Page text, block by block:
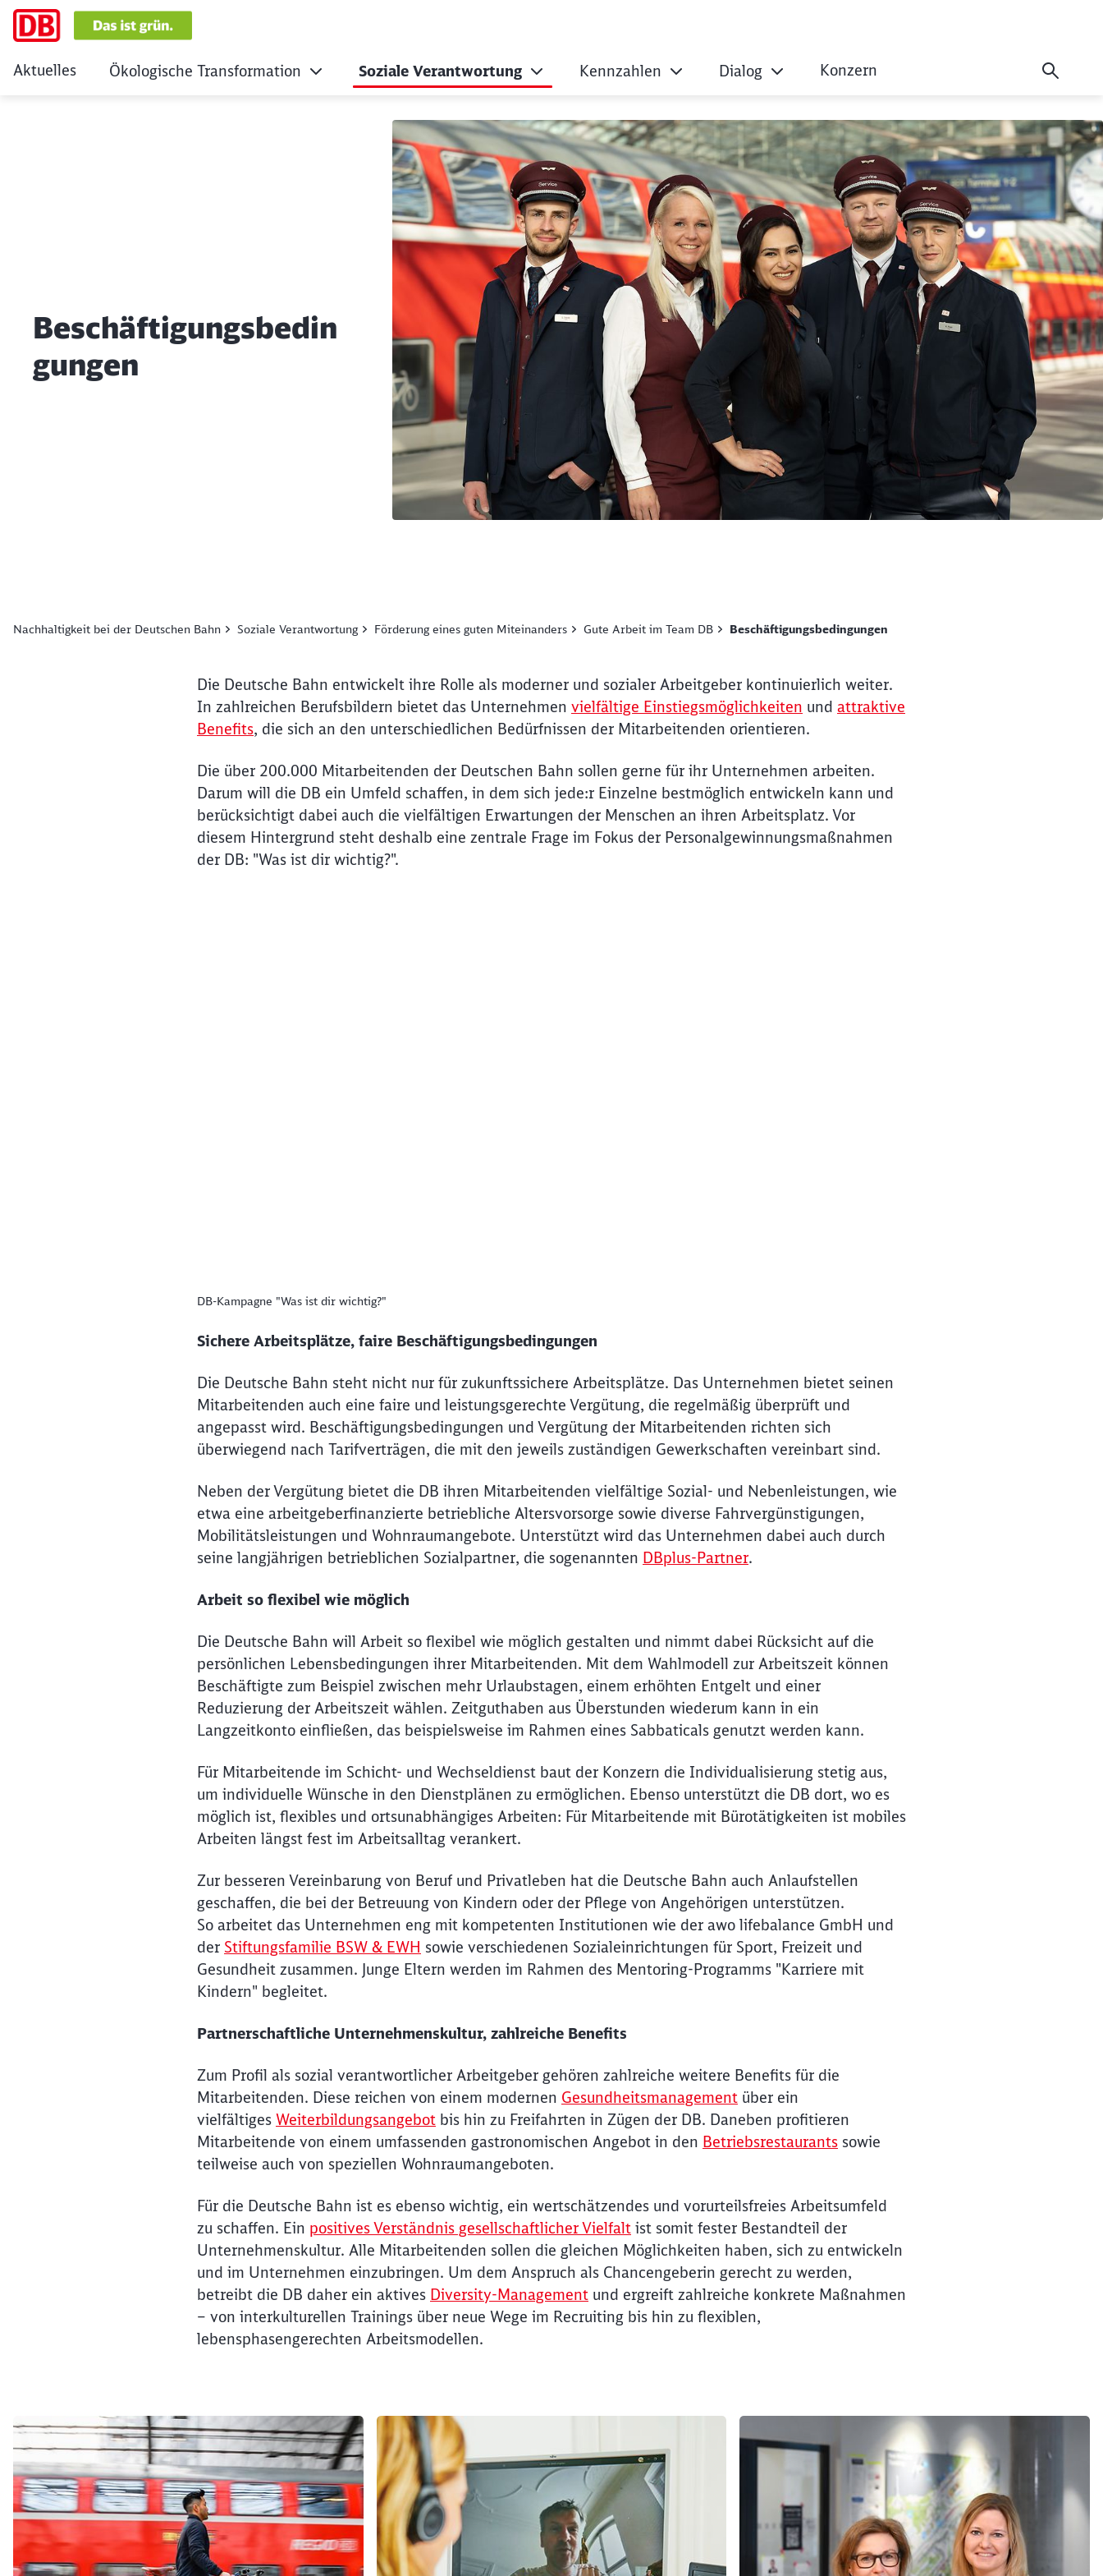
Beschäftigungsbedingungen
Aktuelles Ökologische Transformation Soziale Verantwortung Kennzahlen Dialog Konzern
Beschäftigungsbedin
gungen
Nachhaltigkeit bei der Deutschen Bahn Soziale Verantwortung Förderung eines guten Miteinanders Gute Arbeit im Team DB Beschäftigungsbedingungen
Die Deutsche Bahn entwickelt ihre Rolle als moderner und sozialer Arbeitgeber kontinuierlich weiter.
In zahlreichen Berufsbildern bietet das Unternehmen vielfältige Einstiegsmöglichkeiten und attraktive
Benefits, die sich an den unterschiedlichen Bedürfnissen der Mitarbeitenden orientieren.
Die über 200.000 Mitarbeitenden der Deutschen Bahn sollen gerne für ihr Unternehmen arbeiten.
Darum will die DB ein Umfeld schaffen, in dem sich jede:r Einzelne bestmöglich entwickeln kann und
berücksichtigt dabei auch die vielfältigen Erwartungen der Menschen an ihren Arbeitsplatz. Vor
diesem Hintergrund steht deshalb eine zentrale Frage im Fokus der Personalgewinnungsmaßnahmen
der DB: "Was ist dir wichtig?".
Ende des oberhalb befindlichen Videos
DB-Kampagne "Was ist dir wichtig?"
Sichere Arbeitsplätze, faire Beschäftigungsbedingungen
Die Deutsche Bahn steht nicht nur für zukunftssichere Arbeitsplätze. Das Unternehmen bietet seinen
Mitarbeitenden auch eine faire und leistungsgerechte Vergütung, die regelmäßig überprüft und
angepasst wird. Beschäftigungsbedingungen und Vergütung der Mitarbeitenden richten sich
überwiegend nach Tarifverträgen, die mit den jeweils zuständigen Gewerkschaften vereinbart sind.
Neben der Vergütung bietet die DB ihren Mitarbeitenden vielfältige Sozial- und Nebenleistungen, wie
etwa eine arbeitgeberfinanzierte betriebliche Altersvorsorge sowie diverse Fahrvergünstigungen,
Mobilitätsleistungen und Wohnraumangebote. Unterstützt wird das Unternehmen dabei auch durch
seine langjährigen betrieblichen Sozialpartner, die sogenannten DBplus-Partner.
Arbeit so flexibel wie möglich
Die Deutsche Bahn will Arbeit so flexibel wie möglich gestalten und nimmt dabei Rücksicht auf die
persönlichen Lebensbedingungen ihrer Mitarbeitenden. Mit dem Wahlmodell zur Arbeitszeit können
Beschäftigte zum Beispiel zwischen mehr Urlaubstagen, einem erhöhten Entgelt und einer
Reduzierung der Arbeitszeit wählen. Zeitguthaben aus Überstunden wiederum kann in ein
Langzeitkonto einfließen, das beispielsweise im Rahmen eines Sabbaticals genutzt werden kann.
Für Mitarbeitende im Schicht- und Wechseldienst baut der Konzern die Individualisierung stetig aus,
um individuelle Wünsche in den Dienstplänen zu ermöglichen. Ebenso unterstützt die DB dort, wo es
möglich ist, flexibles und ortsunabhängiges Arbeiten: Für Mitarbeiten­de mit Bürotätigkeiten ist mobiles
Arbeiten längst fest im Arbeitsalltag verankert.
Zur besseren Vereinbarung von Beruf und Privatleben hat die Deutsche Bahn auch Anlaufstellen
geschaffen, die bei der Betreuung von Kindern oder der Pflege von Angehörigen unterstützen.
So arbeitet das Unternehmen eng mit kompetenten Institutionen wie der awo lifebalance GmbH und
der Stiftungsfamilie BSW & EWH sowie verschiedenen Sozialeinrichtungen für Sport, Freizeit und
Gesundheit zusammen. Junge Eltern werden im Rahmen des Mentoring-Programms "Karriere mit
Kindern" begleitet.
Partnerschaftliche Unternehmenskultur, zahlreiche Benefits
Zum Profil als sozial verantwortlicher Arbeitgeber gehören zahlreiche weitere Benefits für die
Mitarbeitenden. Diese reichen von einem modernen Gesundheitsmanagement über ein
vielfältiges Weiterbildungsangebot bis hin zu Freifahrten in Zügen der DB. Daneben profitieren
Mitarbeitende von einem umfassenden gastronomischen Angebot in den Betriebsrestaurants sowie
teilweise auch von speziellen Wohnraumangeboten.
Für die Deutsche Bahn ist es ebenso wichtig, ein wertschätzendes und vorurteilsfreies Arbeitsumfeld
zu schaffen. Ein positives Verständnis gesellschaftlicher Vielfalt ist somit fester Bestandteil der
Unternehmenskultur. Alle Mitarbeitenden sollen die gleichen Möglichkeiten haben, sich zu entwickeln
und im Unternehmen einzubringen. Um dem Anspruch als Chancengeberin gerecht zu werden,
betreibt die DB daher ein aktives Diversity-Management und ergreift zahlreiche konkrete Maßnahmen
– von interkulturellen Trainings über neue Wege im Recruiting bis hin zu flexiblen,
lebensphasengerechten Arbeitsmodellen.
Klicken, um den folgenden Slider zu überspringen
Schließen